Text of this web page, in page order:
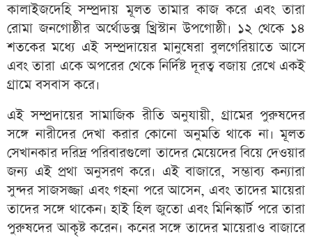
কালাইজদেহি সম্প্রদায় মূলত তামার কাজ করে এবং তারা
রোমা জনগোষ্ঠীর অর্থোডক্স খ্রিস্টান উপগোষ্ঠী। ১২ থেকে ১৪
শতকের মধ্যে এই সম্প্রদায়ের মানুষেরা বুলগেরিয়াতে আসে
এবং তারা একে অপরের থেকে নির্দিষ্ট দূরত্ব বজায় রেখে একই
গ্রামে বসবাস করে।
এই সম্প্রদায়ের সামাজিক রীতি অনুযায়ী, গ্রামের পুরুষদের
সঙ্গে নারীদের দেখা করার কোনো অনুমতি থাকে না। মূলত
সেখানকার দরিদ্র পরিবারগুলো তাদের মেয়েদের বিয়ে দেওয়ার
জন্য এই প্রথা অনুসরণ করে। এই বাজারে, সম্ভাব্য কন্যারা
সুন্দর সাজসজ্জা এবং গহনা পরে আসেন, এবং তাদের মায়েরা
তাদের সঙ্গে থাকেন। হাই হিল জুতো এবং মিনিস্কার্ট পরে তারা
পুরুষদের আকৃষ্ট করেন। কনের সঙ্গে তাদের মায়েরাও বাজারে